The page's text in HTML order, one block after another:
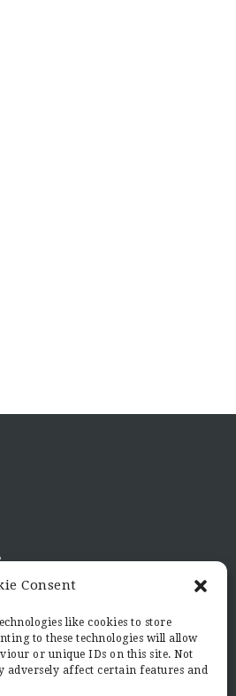
Consent
like cookies to store
to these technologies will allow
or unique IDs on this site. Not
affect certain features and